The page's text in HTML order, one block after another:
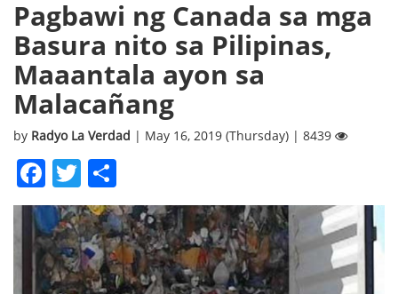
Pagbawi ng Canada sa mga
Basura nito sa Pilipinas,
Maaantala ayon sa
Malacañang
by Radyo La Verdad | May 16, 2019 (Thursday) | 8439
Facebook
Twitter